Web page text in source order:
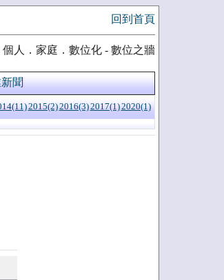
回到首頁
個人．家庭．數位化 - 數位之牆
聞
2015(2)2016(3)2017(1)2020(1)